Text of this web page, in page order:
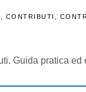
CONTRIBUTI